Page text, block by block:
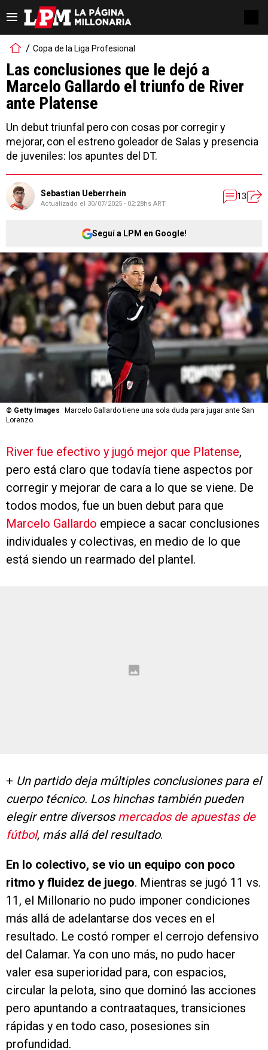
Copa de la Liga Profesional
Las conclusiones que le dejó a
Marcelo Gallardo el triunfo de River
ante Platense
Un debut triunfal pero con cosas por corregir y
mejorar, con el estreno goleador de Salas y presencia
de juveniles: los apuntes del DT.
Sebastian Ueberrhein
Actualizado el 30/07/2025 - 02:28hs ART
13
Seguí a LPM en Google!
© Getty Images
Marcelo Gallardo tiene una sola duda para jugar ante San
Lorenzo.
River fue efectivo y jugó mejor que Platense,
pero está claro que todavía tiene aspectos por
corregir y mejorar de cara a lo que se viene. De
todos modos, fue un buen debut para que
Marcelo Gallardo empiece a sacar conclusiones
individuales y colectivas, en medio de lo que
está siendo un rearmado del plantel.
+ Un partido deja múltiples conclusiones para el
cuerpo técnico. Los hinchas también pueden
elegir entre diversosmercados de apuestas de
fútbol, más allá del resultado.
En lo colectivo, se vio un equipo con poco
ritmo y fluidez de juego. Mientras se jugó 11 vs.
11, el Millonario no pudo imponer condiciones
más allá de adelantarse dos veces en el
resultado. Le costó romper el cerrojo defensivo
del Calamar. Ya con uno más, no pudo hacer
valer esa superioridad para, con espacios,
circular la pelota, sino que dominó las acciones
pero apuntando a contraataques, transiciones
rápidas y en todo caso, posesiones sin
profundidad.